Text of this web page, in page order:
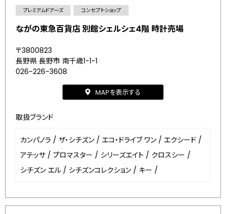
プレミアムドアーズ コンセプトショップ
ながの東急百貨店 別館シェルシェ4階 時計売場
〒3800823
長野県 長野市 南千歳1-1-1
026-226-3608
MAPを表示する
取扱ブランド
カンパノラ / ザ・シチズン / エコ・ドライブ ワン / エクシード /
アテッサ / プロマスター / シリーズエイト / クロスシー /
シチズン エル / シチズンコレクション / キー /